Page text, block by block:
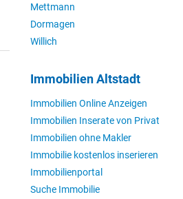
Mettmann
Dormagen
Willich
Immobilien Altstadt
Immobilien Online Anzeigen
Immobilien Inserate von Privat
Immobilien ohne Makler
Immobilie kostenlos inserieren
Immobilienportal
Suche Immobilie